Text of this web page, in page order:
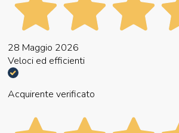
28 Maggio 2026
Veloci ed efficienti
Acquirente verificato